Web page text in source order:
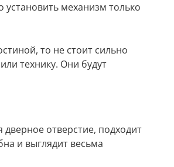
механизм только
то не стоит сильно
технику. Они будут
отверстие, подходит
и выглядит весьма